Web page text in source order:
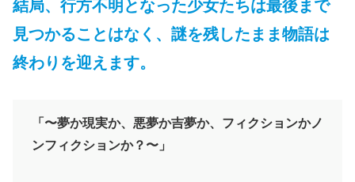
結局、行方不明となった少女たちは最後まで
見つかることはなく、謎を残したまま物語は
終わりを迎えます。
「〜夢か現実か、悪夢か吉夢か、フィクションかノ
ンフィクションか？〜」